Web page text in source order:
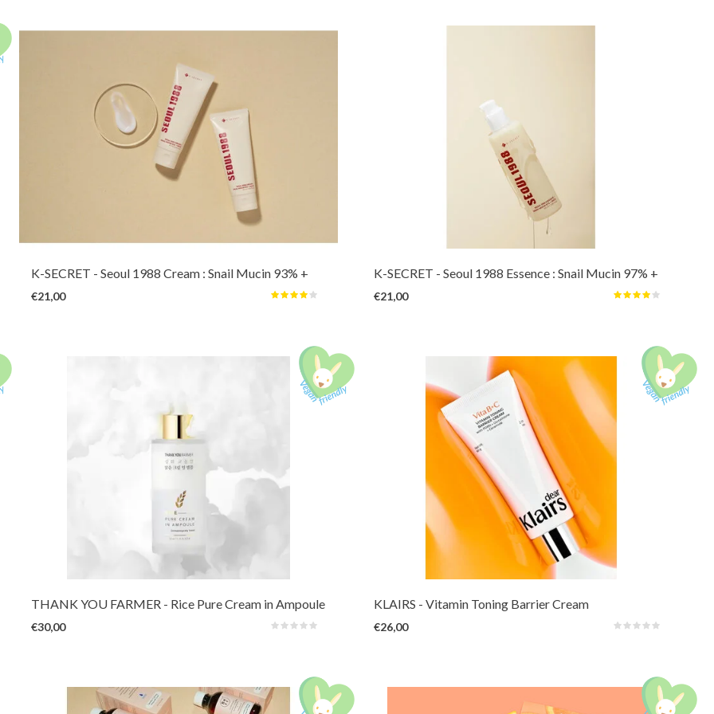
Deze rijke gelcrème met 93% slakkenslijm trekt snel in, herstelt de
elasticiteit en verbetert het volume. Samen met rijstextract kalmeert en
verheldert het de teint, terwijl de huidbarrière intensief wordt versterkt
voor een gladde, gezonde uitstraling.
K-SECRET - Seoul 1988 Cream : Snail Mucin 93% +
Rice
€21,00
Deze lichte slijm-gel essence met 97% slakkenslijm herstelt de elasticiteit
en volume. Het glijdt over de huid en trekt snel in. Samen met rijstextract
kalmeert en verheldert het de teint, terwijl de huidbarrière intensief wordt
K-SECRET - Seoul 1988 Essence : Snail Mucin 97% +
Rice
€21,00
Een unieke tweelagenformule van crème in ampul die de doffe en
gevoelige huid laat stralen. Dankzij de kracht van rijstextract helpt deze
ampul een heldere teint te bereiken, terwijl de huid soepel, gekalmeerd en
THANK YOU FARMER - Rice Pure Cream in Ampoule
€30,00
Een dagelijkse vitaminecrème met capsules voor hydratatie, glans en anti-
aging. Ontworpen voor barrièreherstel, met vitamine C, glutathione en
PDRN om je teint, elasticiteit en huidtextuur intensief te verbeteren.
KLAIRS - Vitamin Toning Barrier Cream
€26,00